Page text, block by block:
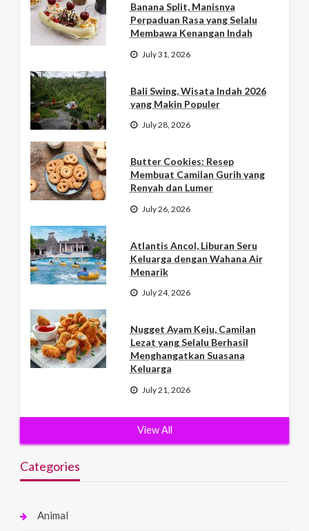
Banana Split, Manisnya
Perpaduan Rasa yang Selalu
Membawa Kenangan Indah
July 31, 2026
Bali Swing, Wisata Indah 2026
yang Makin Populer
July 28, 2026
Butter Cookies: Resep
Membuat Camilan Gurih yang
Renyah dan Lumer
July 26, 2026
Atlantis Ancol, Liburan Seru
Keluarga dengan Wahana Air
Menarik
July 24, 2026
Nugget Ayam Keju, Camilan
Lezat yang Selalu Berhasil
Menghangatkan Suasana
Keluarga
July 21, 2026
View All
Categories
Animal